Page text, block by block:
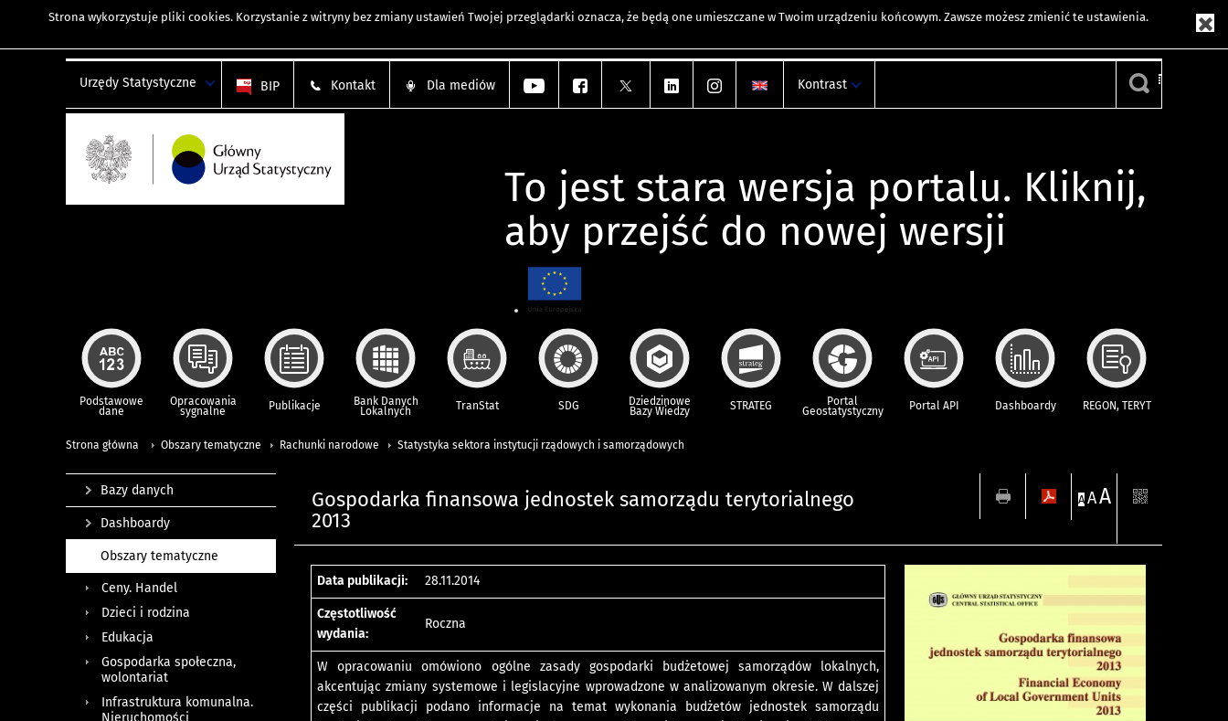
Strona wykorzystuje pliki cookies. Korzystanie z witryny bez zmiany ustawień Twojej przeglądarki oznacza, że będą one umieszczane w Twoim urządzeniu końcowym. Zawsze możesz zmienić te ustawienia.
Urzędy Statystyczne BIP Kontakt Dla mediów Kontrast
To jest stara wersja portalu. Kliknij,
aby przejść do nowej wersji
Podstawowe
dane
Opracowania
sygnalne Publikacje Bank Danych
Lokalnych TranStat SDG Dziedzinowe
Bazy Wiedzy STRATEG Portal
Geostatystyczny Portal API Dashboardy REGON, TERYT
Strona główna Obszary tematyczne Rachunki narodowe Statystyka sektora instytucji rządowych i samorządowych
Gospodarka finansowa jednostek samorządu terytorialnego
2013
A AA
Data publikacji: 28.11.2014
Częstotliwość
wydania:
Roczna
W opracowaniu omówiono ogólne zasady gospodarki budżetowej samorządów lokalnych,
akcentując zmiany systemowe i legislacyjne wprowadzone w analizowanym okresie. W dalszej
części publikacji podano informacje na temat wykonania budżetów jednostek samorządu
Bazy danych
Dashboardy
Obszary tematyczne
Ceny. Handel
Dzieci i rodzina
Edukacja
Gospodarka społeczna,
wolontariat
Infrastruktura komunalna.